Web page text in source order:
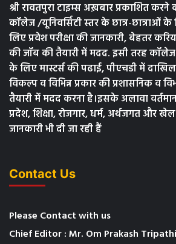
श्री रावतपुरा टाइम्स अख़बार प्रकाशित
कॉलेज /यूनिवर्सिटी स्तर के छात्र-छात्राओं
लिए प्रवेश परीक्षा की जानकारी, बेहतर
की जॉब की तैयारी में मदद. इसी तरह कॉलेज
के लिए मास्टर्स की पढाई, पीएचडी में
विकल्प व विभिन्न प्रकार की प्रशासनिक व
तैयारी में मदद करना है।इसके अलावा
प्रदेश, शिक्षा, रोजगार, धर्म, अर्थजगत और
जानकारी भी दी जा रही हैं
Contact Us
Please Contact with us
Chief Editor : Mr. Om Prakash Tripathi